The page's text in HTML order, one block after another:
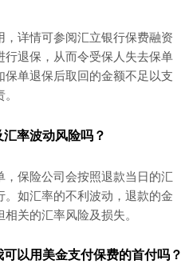
详情可参阅汇立银行保费融资
行退保，从而令受保人失去保单
单退保后取回的金额不足以支
率波动风险吗？
保险公司会按照退款当日的汇
如汇率的不利波动，退款的金
关的汇率风险及损失。
以用美金支付保费的首付吗？